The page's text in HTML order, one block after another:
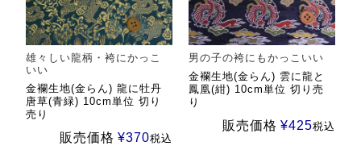
雄々しい龍柄・袴にかっこ
いい
金襴生地(金らん) 龍に牡丹
唐草(青緑) 10cm単位 切り
売り
販売価格 ¥370税込
男の子の袴にもかっこいい
金襴生地(金らん) 雲に龍と
鳳凰(紺) 10cm単位 切り売
り
販売価格 ¥425税込